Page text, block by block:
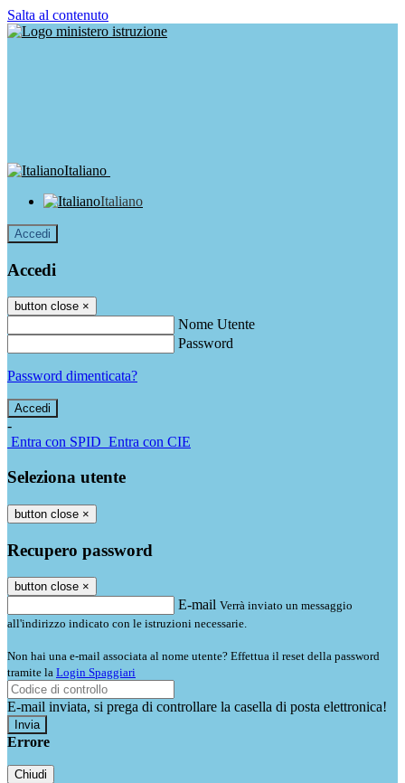
Salta al contenuto
Italiano
Italiano
Accedi
Accedi
button close ×
Nome Utente
Password
Password dimenticata?
-
Entra con SPID Entra con CIE
Seleziona utente
button close ×
Recupero password
button close ×
E-mail Verrà inviato un messaggio
all'indirizzo indicato con le istruzioni necessarie.
Non hai una e-mail associata al nome utente? Effettua il reset della password
tramite la Login Spaggiari
E-mail inviata, si prega di controllare la casella di posta elettronica!
Errore
Chiudi